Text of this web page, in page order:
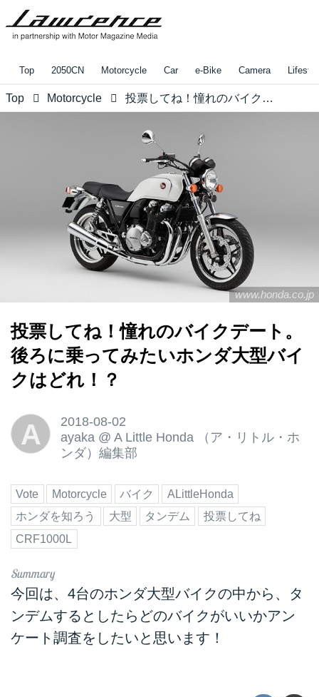
Top 2050CN Motorcycle Car e-Bike Camera
Top Motorcycle 投票してね！憧れのバイクデート。後ろに乗ってみたいホンダ大型バイクはどれ！？
www.honda.co.jp
投票してね！憧れのバイクデート。
後ろに乗ってみたいホンダ大型バイ
クはどれ！？
A
2018-08-02
ayaka @ A Little Honda （ア・リトル・ホ
ンダ）編集部
Vote Motorcycle バイク
ALittleHonda
ホンダを知ろう
大型 タンデム
投票してね
CRF1000L
今回は、4台のホンダ大型バイクの中から、タ
ンデムするとしたらどのバイクがいいかアン
ケート調査をしたいと思います！